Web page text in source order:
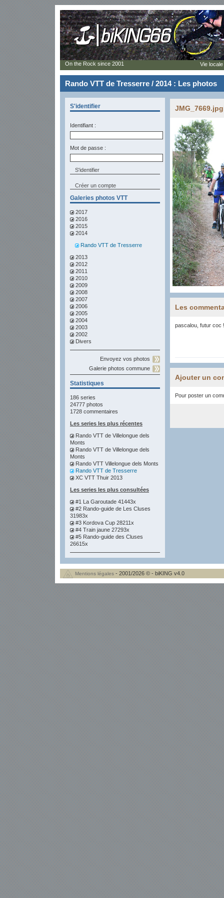
Rando VTT de Tresserre / 2014 : Les photos
S'identifier
Identifiant :
Mot de passe :
Créer un compte
Galeries photos VTT
2017
2016
2015
2014
Rando VTT de Tresserre
2013
2012
2011
2010
2009
2008
2007
2006
2005
2004
2003
2002
Divers
Envoyez vos photos
Galerie photos commune
Statistiques
186 series
24777 photos
1728 commentaires
Les series les plus récentes
Rando VTT de Villelongue dels
Monts
Rando VTT de Villelongue dels
Monts
Rando VTT Villelongue dels Monts
Rando VTT de Tresserre
XC VTT Thuir 2013
Les series les plus consultées
#1 La Garoutade 41443x
#2 Rando-guide de Les Cluses
31983x
#3 Kordova Cup 28211x
#4 Train jaune 27293x
#5 Rando-guide des Cluses
26615x
Les
pascalou, futur coc !
Ajouter un
Pour poster un
On the Rock since 2001 Vie
Mentions légales - 2001/2026 © - biKING v4.0